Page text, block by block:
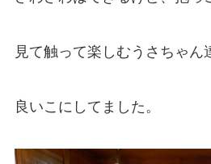
見て触って楽しむうさちゃん
良いこにしてました。